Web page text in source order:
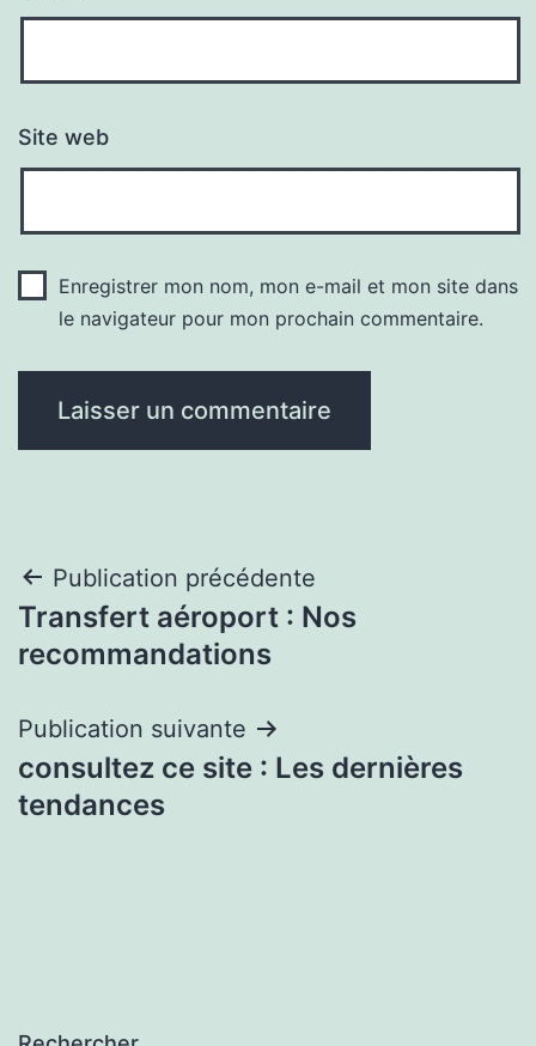
Site web
Enregistrer mon nom, mon e-mail et mon site dans
le navigateur pour mon prochain commentaire.
Navigation
de
Publication précédente
Transfert aéroport : Nos
recommandations
Publication suivante
consultez ce site : Les dernières
tendances